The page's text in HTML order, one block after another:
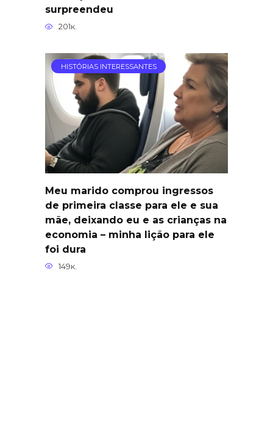
surpreendeu
201к.
HISTÓRIAS INTERESSANTES
Meu marido comprou ingressos
de primeira classe para ele e sua
mãe, deixando eu e as crianças na
economia – minha lição para ele
foi dura
149к.